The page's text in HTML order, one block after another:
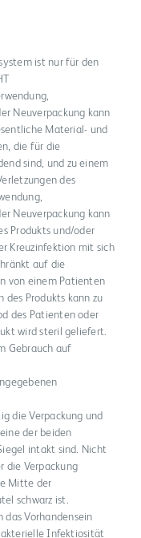
ist nur für den
Neuverpackung kann
Material- und
die für die
sind, und zu einem
des
Neuverpackung kann
Produkts und/oder
Kreuzinfektion mit sich
auf die
von einem Patienten
Produkts kann zu
des Patienten oder
wird steril geliefert.
Gebrauch auf
die Verpackung und
der beiden
intakt sind. Nicht
die Verpackung
Mitte der
schwarz ist.
Vorhandensein
Infektiosität